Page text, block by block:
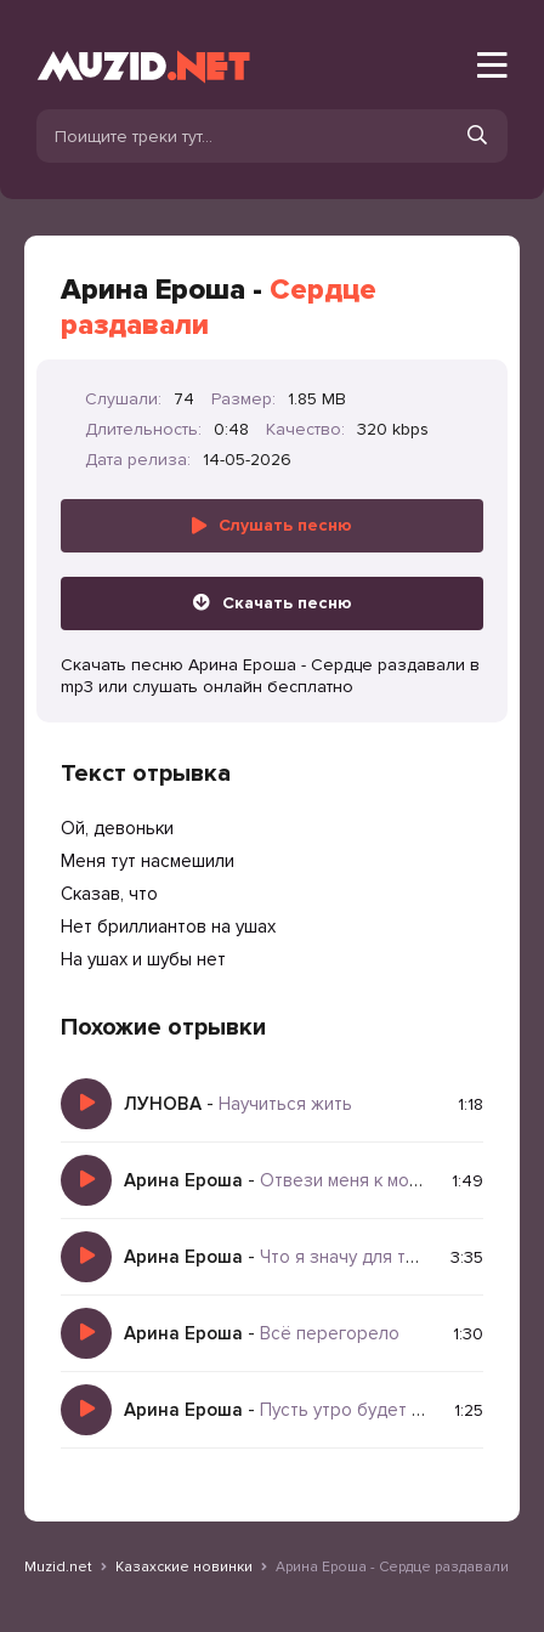
Арина Ероша - Сердце
раздавали
Слушали: 74 Размер:
1.85 MB
Длительность:
0:48 Качество:
320 kbps
Дата релиза:
14-05-2026
Слушать песню
Скачать песню
Скачать песню Арина Ероша - Сердце раздавали в
mp3 или слушать онлайн бесплатно
Текст отрывка
Ой, девоньки
Меня тут насмешили
Сказав, что
Нет бриллиантов на ушах
На ушах и шубы нет
Похожие отрывки
ЛУНОВА - Научиться жить 1:18
Арина Ероша - Отвези меня к морю 1:49
Арина Ероша - Что я значу для тебя 3:35
Арина Ероша - Всё перегорело 1:30
Арина Ероша - Пусть утро будет добрым 1:25
Muzid.net Казахские новинки Арина Ероша - Сердце раздавали